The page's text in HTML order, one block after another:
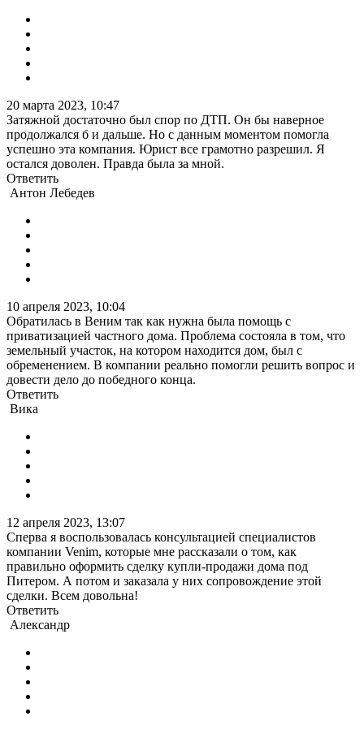
20 марта 2023, 10:47
Затяжной достаточно был спор по ДТП. Он бы наверное
продолжался б и дальше. Но с данным моментом помогла
успешно эта компания. Юрист все грамотно разрешил. Я
остался доволен. Правда была за мной.
Ответить
Антон Лебедев
10 апреля 2023, 10:04
Обратилась в Веним так как нужна была помощь с
приватизацией частного дома. Проблема состояла в том, что
земельный участок, на котором находится дом, был с
обременением. В компании реально помогли решить вопрос и
довести дело до победного конца.
Ответить
Вика
12 апреля 2023, 13:07
Сперва я воспользовалась консультацией специалистов
компании Venim, которые мне рассказали о том, как
правильно оформить сделку купли-продажи дома под
Питером. А потом и заказала у них сопровождение этой
сделки. Всем довольна!
Ответить
Александр